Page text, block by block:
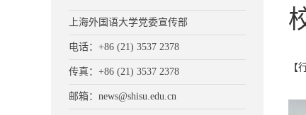
【
上海外国语大学党委宣传部
电话：+86 (21) 3537 2378
传真：+86 (21) 3537 2378
邮箱：news@shisu.edu.cn